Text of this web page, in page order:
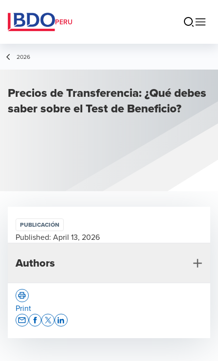
PERU
2026
Precios de Transferencia: ¿Qué debes
saber sobre el Test de Beneficio?
PUBLICACIÓN
Published: April 13, 2026
Authors
Print